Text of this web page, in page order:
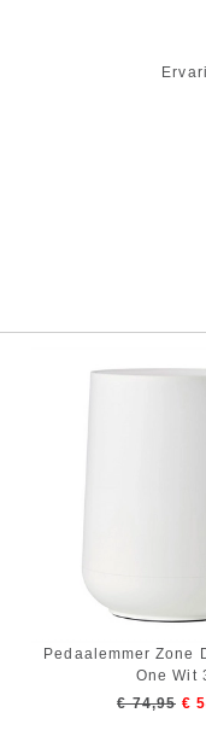
Pedaalemmer Zone
One Wit
€ 74,95 €